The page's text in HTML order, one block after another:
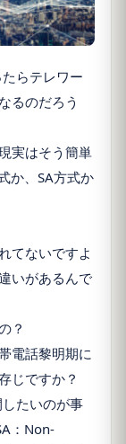
らテレワー
るのだろう
実はそう簡単
か、SA方式か
てないですよ
いがあるんで
？
電話黎明期に
じですか？
たいのが事
：Non-